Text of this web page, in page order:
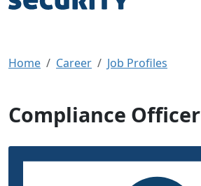
Home
Career Job Profiles
Compliance Officer